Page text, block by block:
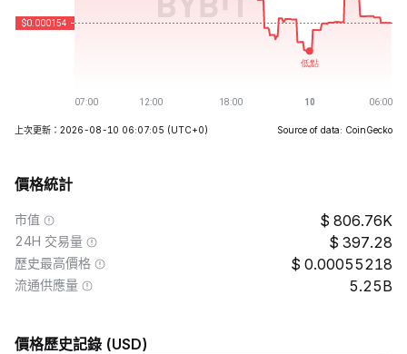
上次更新：2026-08-10 06:07:05 (UTC+0) Source of data: CoinGecko
價格統計
市值 806.76K
24H 交易量 397.28
歷史最高價格 0.00055218
流通供應量 5.25B
價格歷史記錄 (USD)